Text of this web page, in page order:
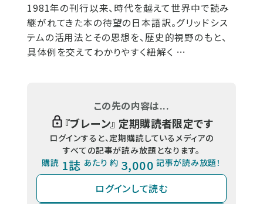
1981年の刊行以来、時代を越えて世界中で読み
継がれてきた本の待望の日本語訳。グリッドシス
テムの活用法とその思想を、歴史的視野のもと、
具体例を交えてわかりやすく紐解く …
この先の内容は...
『ブレーン』 定期購読者限定です
ログインすると、定期購読しているメディアの
すべての記事が読み放題となります。
購読 1誌 あたり 約 3,000 記事が読み放題！
ログインして読む